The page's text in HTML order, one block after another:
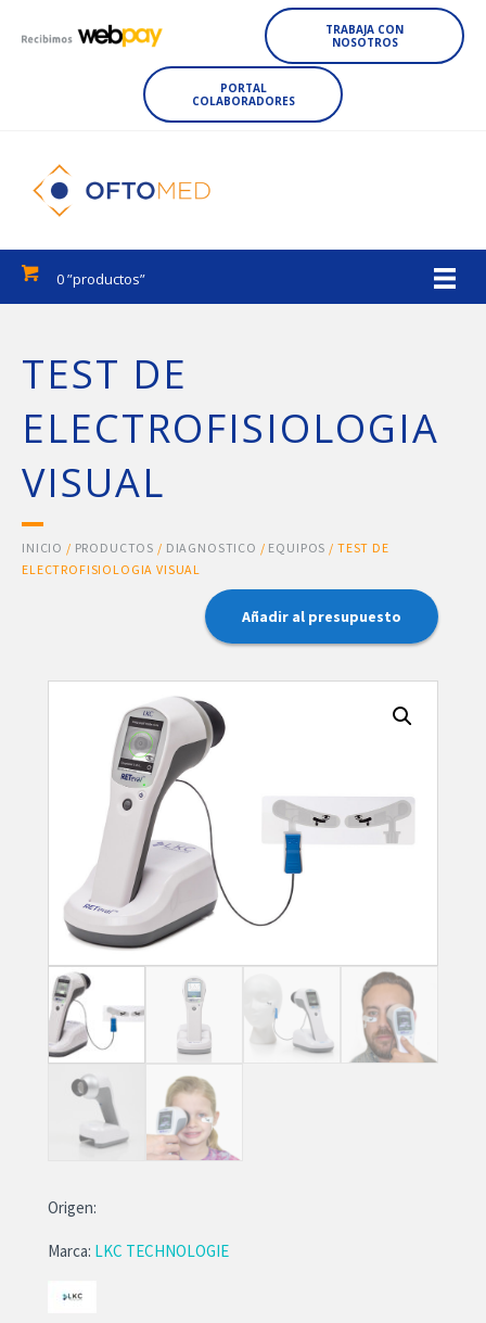
TRABAJA CON
NOSOTROS
PORTAL
COLABORADORES
0 ”productos”
TEST DE
ELECTROFISIOLOGIA
VISUAL
INICIO / PRODUCTOS / DIAGNOSTICO / EQUIPOS / TEST DE
ELECTROFISIOLOGIA VISUAL
Añadir al presupuesto
Origen:
Marca: LKC TECHNOLOGIE